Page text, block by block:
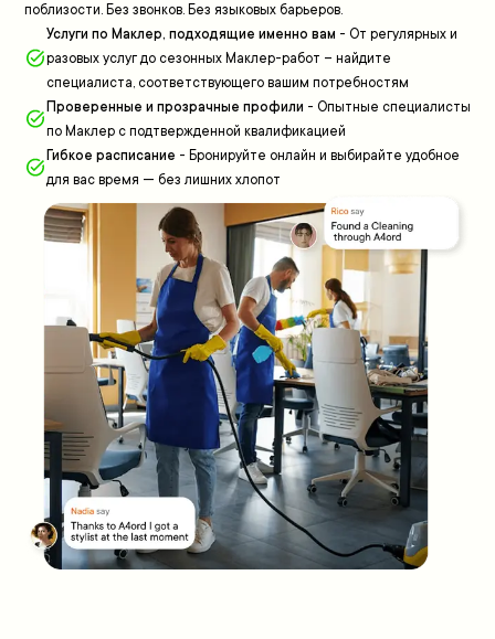
поблизости. Без звонков. Без языковых барьеров.
Услуги по Маклер, подходящие именно вам - От регулярных и
разовых услуг до сезонных Маклер-работ – найдите
специалиста, соответствующего вашим потребностям
Проверенные и прозрачные профили - Опытные специалисты
по Маклер с подтвержденной квалификацией
Гибкое расписание - Бронируйте онлайн и выбирайте удобное
для вас время — без лишних хлопот